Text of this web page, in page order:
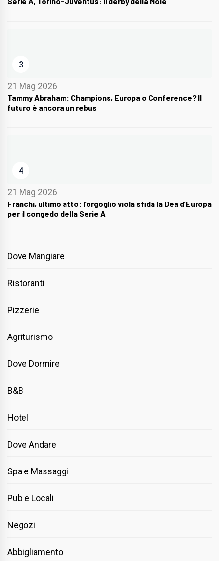
3
21 Mag 2026
Tammy Abraham: Champions, Europa o Conference? Il
futuro è ancora un rebus
4
21 Mag 2026
Franchi, ultimo atto: l’orgoglio viola sfida la Dea d’Europa
per il congedo della Serie A
Dove Mangiare
Ristoranti
Pizzerie
Agriturismo
Dove Dormire
B&B
Hotel
Dove Andare
Spa e Massaggi
Pub e Locali
Negozi
Abbigliamento